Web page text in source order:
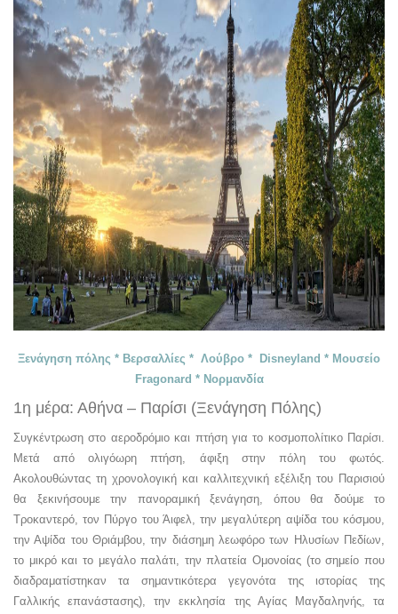
Ξενάγηση πόλης * Βερσαλλίες * Λούβρο * Disneyland * Μουσείο
Fragonard * Νορμανδία
1η μέρα: Αθήνα – Παρίσι (Ξενάγηση Πόλης)
Συγκέντρωση στο αεροδρόμιο και πτήση για το κοσμοπολίτικο Παρίσι.
Μετά από ολιγόωρη πτήση, άφιξη στην πόλη του φωτός.
Ακολουθώντας τη χρονολογική και καλλιτεχνική εξέλιξη του Παρισιού
θα ξεκινήσουμε την πανοραμική ξενάγηση, όπου θα δούμε το
Τροκαντερό, τον Πύργο του Άιφελ, την μεγαλύτερη αψίδα του κόσμου,
την Αψίδα του Θριάμβου, την διάσημη λεωφόρο των Ηλυσίων Πεδίων,
το μικρό και το μεγάλο παλάτι, την πλατεία Ομονοίας (το σημείο που
διαδραματίστηκαν τα σημαντικότερα γεγονότα της ιστορίας της
Γαλλικής επανάστασης), την εκκλησία της Αγίας Μαγδαληνής, τα